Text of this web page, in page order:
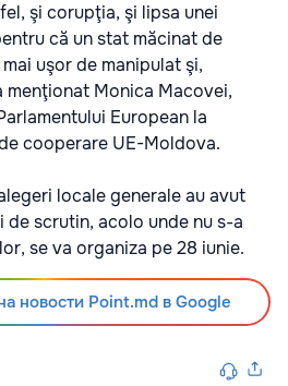
şi corupţia, şi lipsa unei
că un stat măcinat de
uşor de manipulat şi,
menţionat Monica Macovei,
European la
cooperare UE-Moldova.
locale generale au avut
de scrutin, acolo unde nu s-a
se va organiza pe 28 iunie.
новости Point.md в Google